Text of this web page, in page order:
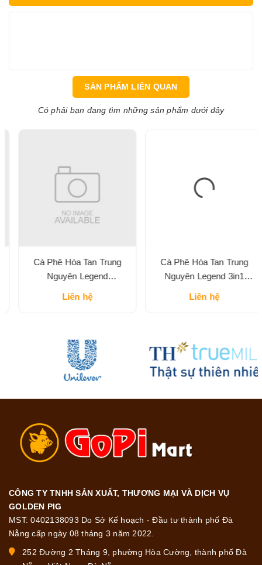
SẢN PHẨM LIÊN QUAN
Có phải bạn đang tìm những sản phẩm dưới đây
Cà Phê Hòa Tan Trung
Nguyên Legend
Liên hệ
Cà Phê Hòa Tan Trung
Nguyên Legend 3in1
Liên hệ
CÔNG TY TNHH SẢN XUẤT, THƯƠNG MẠI VÀ DỊCH VỤ
GOLDEN PIG
MST: 0402138093 Do Sở Kế hoạch - Đầu tư thành phố Đà
Nẵng cấp ngày 08 tháng 3 năm 2022.
252 Đường 2 Tháng 9, phường Hòa Cường, thành phố Đà